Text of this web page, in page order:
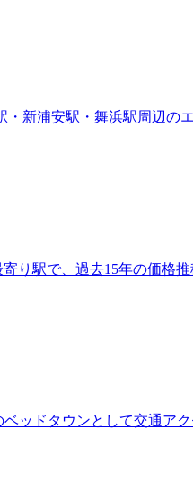
新浦安駅・舞浜駅周辺
り駅で、過去15年の価格
ッドタウンとして交通ア